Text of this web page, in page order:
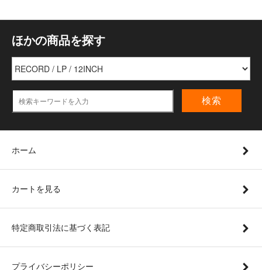
ほかの商品を探す
検索
ホーム
カートを見る
特定商取引法に基づく表記
プライバシーポリシー